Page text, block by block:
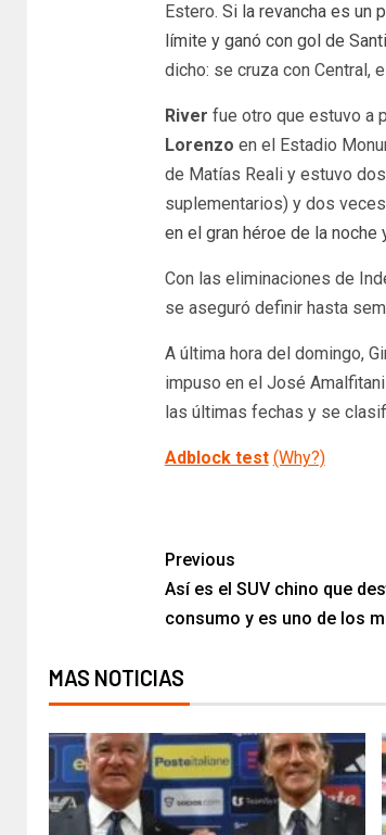
Estero. Si la revancha es un
límite y ganó con gol de
dicho: se cruza con Central,
River fue otro que estuvo a
Lorenzo en el Estadio
de Matías Reali y estuvo
suplementarios) y dos
en el gran héroe de la
Con las eliminaciones de
se aseguró definir hasta
A última hora del domingo,
impuso en el José
las últimas fechas y se
Adblock test (Why?)
Previous
Así es el SUV chino que
consumo y es uno de los
MAS NOTICIAS